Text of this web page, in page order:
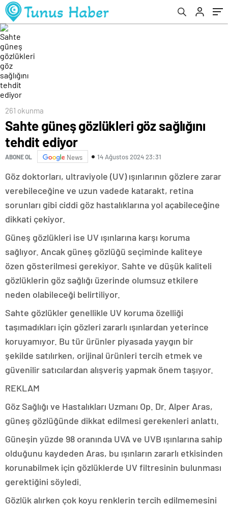
261 okunma
Sahte güneş gözlükleri göz sağlığını
tehdit ediyor
ABONE OL News 14 Ağustos 2024 23:31
Göz doktorları, ultraviyole (UV) ışınlarının gözlere zarar
verebileceğine ve uzun vadede katarakt, retina
sorunları gibi ciddi göz hastalıklarına yol açabileceğine
dikkati çekiyor.
Güneş gözlükleri ise UV ışınlarına karşı koruma
sağlıyor. Ancak güneş gözlüğü seçiminde kaliteye
özen gösterilmesi gerekiyor. Sahte ve düşük kaliteli
gözlüklerin göz sağlığı üzerinde olumsuz etkilere
neden olabileceği belirtiliyor.
Sahte gözlükler genellikle UV koruma özelliği
taşımadıkları için gözleri zararlı ışınlardan yeterince
koruyamıyor. Bu tür ürünler piyasada yaygın bir
şekilde satılırken, orijinal ürünleri tercih etmek ve
güvenilir satıcılardan alışveriş yapmak önem taşıyor.
REKLAM
Göz Sağlığı ve Hastalıkları Uzmanı Op. Dr. Alper Aras,
güneş gözlüğünde dikkat edilmesi gerekenleri anlattı.
Güneşin yüzde 98 oranında UVA ve UVB ışınlarına sahip
olduğunu kaydeden Aras, bu ışınların zararlı etkisinden
korunabilmek için gözlüklerde UV filtresinin bulunması
gerektiğini söyledi.
Gözlük alırken çok koyu renklerin tercih edilmemesini